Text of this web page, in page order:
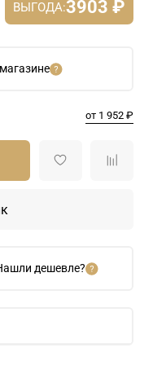
от 1 952 ₽
ВЫГОДА:3903 ₽
дешевле?